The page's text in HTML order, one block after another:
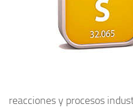
reacciones y procesos